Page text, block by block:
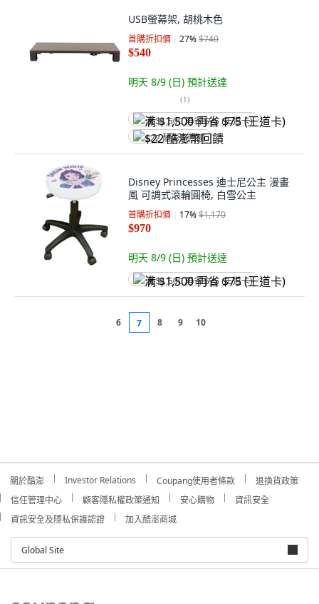
USB螢幕架, 胡桃木色
首購折扣價 27%$740
$540
明天 8/9 (日) 預計送達
(1)
满 $1,500 再省 $75 (王道卡)
$22 酷澎幣回饋
Disney Princesses 迪士尼公主 漫畫
風 可調式滾輪圓椅, 白雪公主
首購折扣價 17%$1,170
$970
明天 8/9 (日) 預計送達
满 $1,500 再省 $75 (王道卡)
6 7 8 9 10
關於酷澎 Investor Relations Coupang使用者條款
退換貨政策
信任管理中心
顧客隱私權政策通知 安心購物
資訊安全
資訊安全及隱私保護認證
加入酷澎商城
Global Site